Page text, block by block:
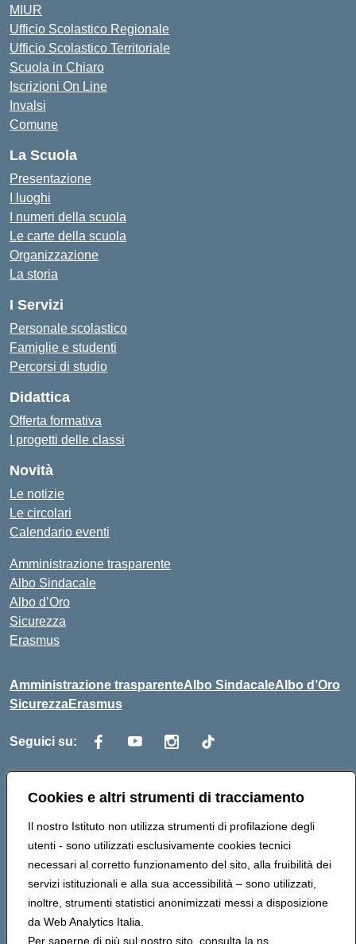
Cookies e altri strumenti di tracciamento
Il nostro Istituto non utilizza strumenti di profilazione degli
utenti - sono utilizzati esclusivamente cookies tecnici
necessari al corretto funzionamento del sito, alla fruibilità dei
servizi istituzionali e alla sua accessibilità – sono utilizzati,
inoltre, strumenti statistici anonimizzati messi a disposizione
da Web Analytics Italia.
Per saperne di più sul nostro sito, consulta la ns.
MIUR
Ufficio Scolastico Regionale
Ufficio Scolastico Territoriale
Scuola in Chiaro
Iscrizioni On Line
Invalsi
Comune
La Scuola
Presentazione
I luoghi
I numeri della scuola
Le carte della scuola
Organizzazione
La storia
I Servizi
Personale scolastico
Famiglie e studenti
Percorsi di studio
Didattica
Offerta formativa
I progetti delle classi
Novità
Le notizie
Le circolari
Calendario eventi
Amministrazione trasparente
Albo Sindacale
Albo d’Oro
Sicurezza
Erasmus
Amministrazione trasparenteAlbo SindacaleAlbo d’Oro
SicurezzaErasmus
Seguici su:
Indirizzo:Via G. Gentile 4, 71042 Cerignola (FG)
Posta elettronica certificata (PEC):fgtd02000p@pec.istruzione.it
Codice fiscale: 81002930717